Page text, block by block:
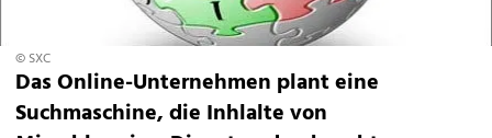
© SXC
Das Online-Unternehmen plant eine
Suchmaschine, die Inhlalte von